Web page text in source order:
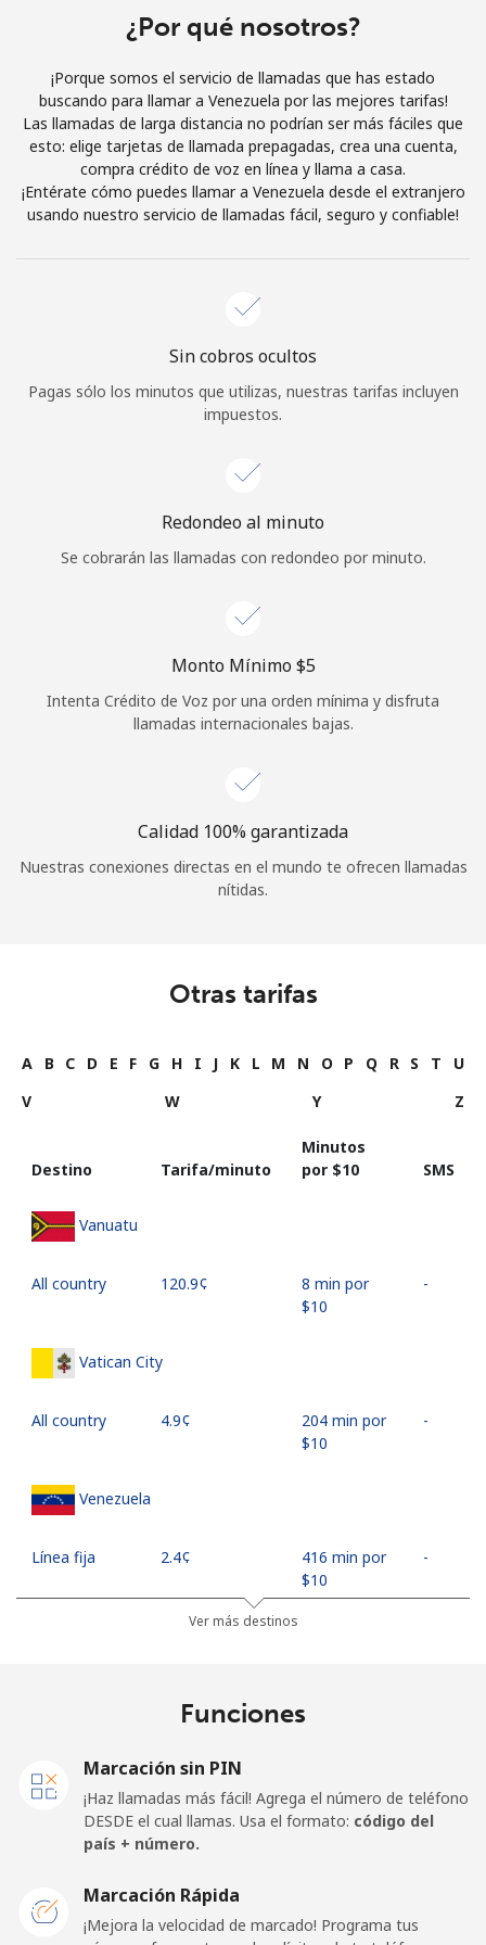
Iniciar Sesión
o
Continuar con
¿Por qué nosotros?
¡Porque somos el servicio de llamadas que has estado
buscando para llamar a Venezuela por las mejores tarifas!
Las llamadas de larga distancia no podrían ser más fáciles que
esto: elige tarjetas de llamada prepagadas, crea una cuenta,
compra crédito de voz en línea y llama a casa.
¡Entérate cómo puedes llamar a Venezuela desde el extranjero
usando nuestro servicio de llamadas fácil, seguro y confiable!
Sin cobros ocultos
Pagas sólo los minutos que utilizas, nuestras tarifas incluyen
impuestos.
Redondeo al minuto
Se cobrarán las llamadas con redondeo por minuto.
Monto Mínimo ⁦$5⁩
Intenta Crédito de Voz por una orden mínima y disfruta
llamadas internacionales bajas.
Calidad 100% garantizada
Nuestras conexiones directas en el mundo te ofrecen llamadas
nítidas.
Otras tarifas
A B C D E F G H I J K L M N O P Q R S T
U
V
W Y Z
Destino Tarifa/minuto
Minutos
por ⁦$10⁩
SMS
Vanuatu
All country ⁦120.9¢⁩
8 min por
⁦$10⁩
-
Vatican City
All country ⁦4.9¢⁩
204 min por
⁦$10⁩
-
Venezuela
Línea fija ⁦2.4¢⁩
416 min por
⁦$10⁩
-
⁦10.9¢⁩
⁦4.9¢⁩
204 min por
Línea fija ⁦10.5¢⁩
Celular ⁦10.5¢⁩
95 min por
Ver más destinos
Funciones
Marcación sin PIN
¡Haz llamadas más fácil! Agrega el número de teléfono
DESDE el cual llamas. Usa el formato: código del
país + número.
Marcación Rápida
¡Mejora la velocidad de marcado! Programa tus